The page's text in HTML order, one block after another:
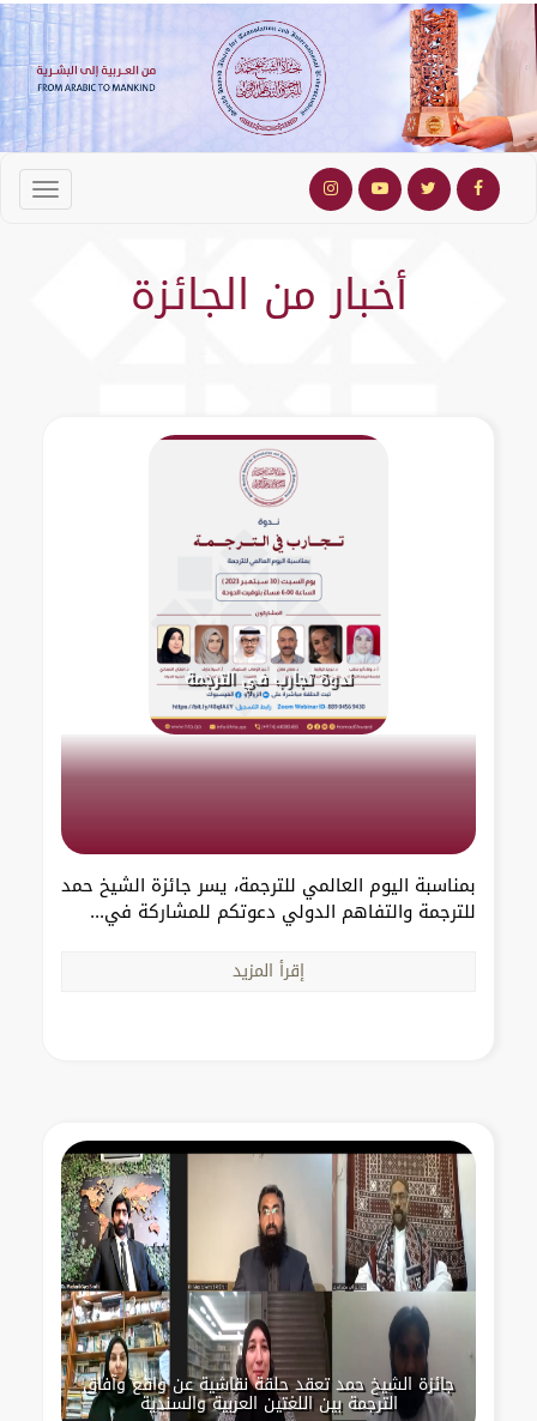
أخبار من الجائزة
ندوة تجارب في الترجمة
بمناسبة اليوم العالمي للترجمة، يسر جائزة الشيخ حمد
للترجمة والتفاهم الدولي دعوتكم للمشاركة في...
إقرأ المزيد
جائزة الشيخ حمد تعقد حلقة نقاشية عن واقع وآفاق
الترجمة بين اللغتين العربية والسندية